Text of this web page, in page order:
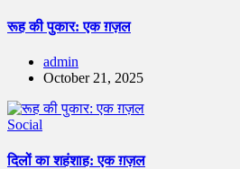
रूह की पुकार: एक ग़ज़ल
admin
October 21, 2025
Social
दिलों का शहंशाह: एक ग़ज़ल